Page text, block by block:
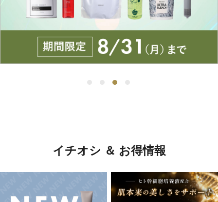
イチオシ ＆ お得情報